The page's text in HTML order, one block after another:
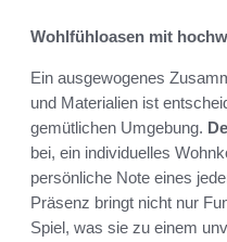
Wohlfühloasen mit
Ein ausgewogenes
und Materialien ist
gemütlichen Umgebung.
bei, ein individuelles
persönliche Note eines
Präsenz bringt nicht nur
Spiel, was sie zu einem